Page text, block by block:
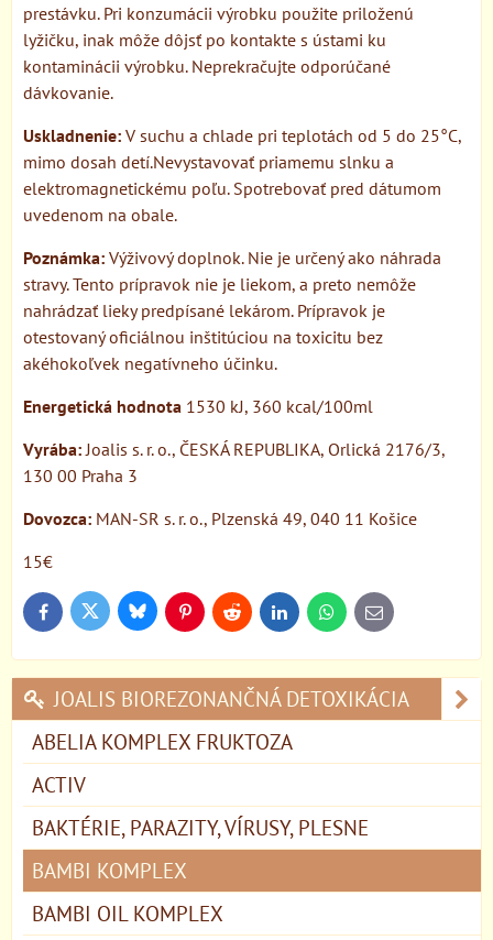
prestávku. Pri konzumácii výrobku použite priloženú
lyžičku, inak môže dôjsť po kontakte s ústami ku
kontaminácii výrobku. Neprekračujte odporúčané
dávkovanie.
Uskladnenie: V suchu a chlade pri teplotách od 5 do 25°C,
mimo dosah detí.Nevystavovať priamemu slnku a
elektromagnetickému poľu. Spotrebovať pred dátumom
uvedenom na obale.
Poznámka: Výživový doplnok. Nie je určený ako náhrada
stravy. Tento prípravok nie je liekom, a preto nemôže
nahrádzať lieky predpísané lekárom. Prípravok je
otestovaný oficiálnou inštitúciou na toxicitu bez
akéhokoľvek negatívneho účinku.
Energetická hodnota 1530 kJ, 360 kcal/100ml
Vyrába: Joalis s. r. o., ČESKÁ REPUBLIKA, Orlická 2176/3,
130 00 Praha 3
Dovozca: MAN-SR s. r. o., Plzenská 49, 040 11 Košice
15€
FacebookTwitter BlueskyPinterestReddit LinkedInWhatsApp
E-
mail
JOALIS BIOREZONANČNÁ DETOXIKÁCIA
ABELIA KOMPLEX FRUKTOZA
ACTIV
BAKTÉRIE, PARAZITY, VÍRUSY, PLESNE
BAMBI KOMPLEX
BAMBI OIL KOMPLEX